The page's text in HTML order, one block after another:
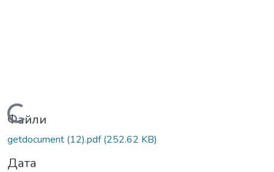
Вантажиться...
Файли
getdocument (12).pdf(252.62 KB)
Дата